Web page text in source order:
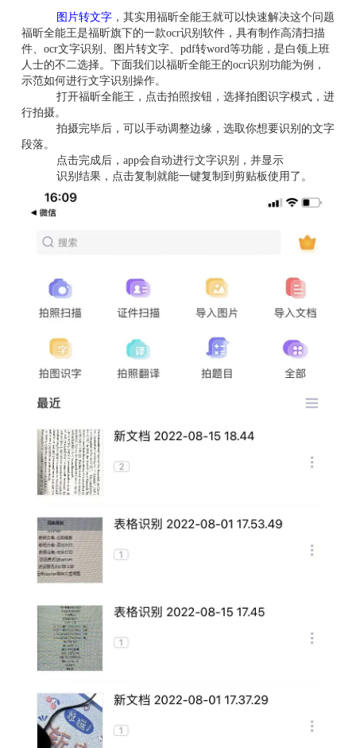
图片转文字，其实用福昕全能王就可以快速解决这个问题
福昕全能王是福昕旗下的一款ocr识别软件，具有制作高清扫描
件、ocr文字识别、图片转文字、pdf转word等功能，是白领上班
人士的不二选择。下面我们以福昕全能王的ocr识别功能为例，
示范如何进行文字识别操作。
打开福昕全能王，点击拍照按钮，选择拍图识字模式，进
行拍摄。
拍摄完毕后，可以手动调整边缘，选取你想要识别的文字
段落。
点击完成后，app会自动进行文字识别，并显示
识别结果，点击复制就能一键复制到剪贴板使用了。